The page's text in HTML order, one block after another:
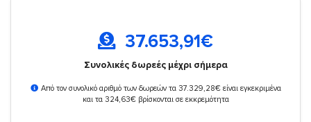
37.653,91€
Συνολικές δωρεές μέχρι σήμερα
Από τον συνολικό αριθμό των δωρεών τα 37.329,28€ είναι εγκεκριμένα
και τα 324,63€ βρίσκονται σε εκκρεμότητα